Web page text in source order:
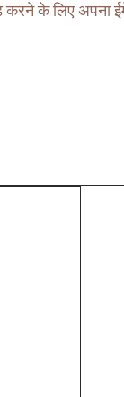
करने के लिए अपना